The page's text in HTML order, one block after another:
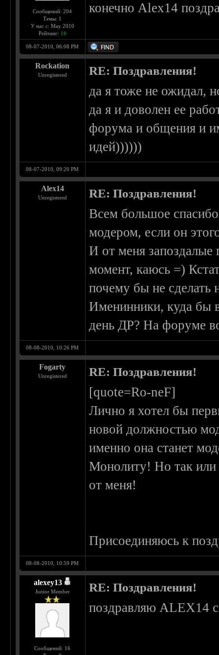
Сообщений: 204
Темы: 1
У нас с: May 2010
Рейтинг: 10
конечно Alex14
08-07-2010, 06:08 PM
Rockation
Unregistered RE: Поздравления!
да я тоже не ожидал,
да я и доволен ее
форума и общения и
идей))))))
08-07-2010, 09:20 PM
Alex14
Unregistered RE: Поздравления!
Всем большое
модером, если он
И от меня запоздалые
момент, каюсь =)
почему бы не сделать
Именинники, куда бы
день ДР? На форуме
08-08-2010, 10:26 PM
Fogarty
Unregistered RE: Поздравления!
[quote=Ro-neF]
Лично я хотел бы
новой должностью
именно она станет
Монолиту! Но так
от меня!
Присоединяюсь к
08-08-2010, 10:59 PM
alexey13
Junior Member
Сообщений: 16
RE: Поздравления!
поздравляю ALEX14 с